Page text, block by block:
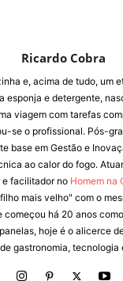
Ricardo Cobra
e, acima de tudo, um
esponja e detergente,
viagem com tarefas
se o profissional. Pós-
base em Gestão e
ao calor do fogo.
facilitador no Homem na
mais velho" com o
começou há 20 anos
hoje é o alicerce
gastronomia, tecnologia